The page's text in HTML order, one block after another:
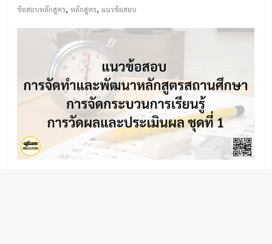
ข้อสอบหลักสูตร,หลักสูตร, แนวข้อสอบ